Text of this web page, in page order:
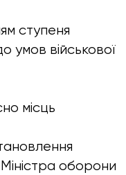
ступеня
умов військової
місць
оборони